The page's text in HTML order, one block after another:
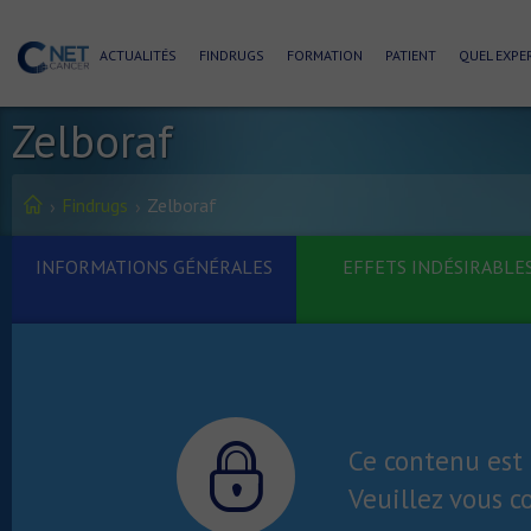
ACTUALITÉS FINDRUGS FORMATION PATIENT QUEL
Zelboraf
Findrugs Zelboraf
INFORMATIONS GÉNÉRALES EFFETS
Ce contenu
Veuillez vous